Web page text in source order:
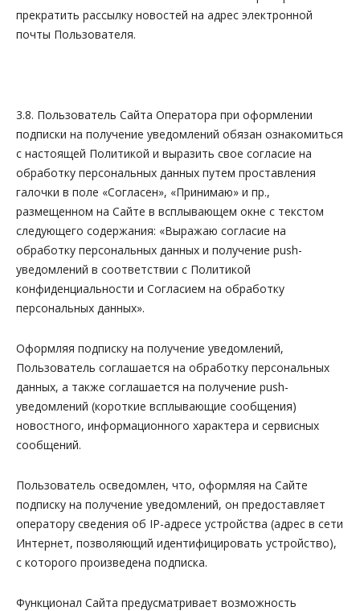
прекратить рассылку новостей на адрес электронной
почты Пользователя.
3.8. Пользователь Сайта Оператора при оформлении
подписки на получение уведомлений обязан ознакомиться
с настоящей Политикой и выразить свое согласие на
обработку персональных данных путем проставления
галочки в поле «Согласен», «Принимаю» и пр.,
размещенном на Сайте в всплывающем окне с текстом
следующего содержания: «Выражаю согласие на
обработку персональных данных и получение push-
уведомлений в соответствии с Политикой
конфиденциальности и Согласием на обработку
персональных данных».
Оформляя подписку на получение уведомлений,
Пользователь соглашается на обработку персональных
данных, а также соглашается на получение push-
уведомлений (короткие всплывающие сообщения)
новостного, информационного характера и сервисных
сообщений.
Пользователь осведомлен, что, оформляя на Сайте
подписку на получение уведомлений, он предоставляет
оператору сведения об IP-адресе устройства (адрес в сети
Интернет, позволяющий идентифицировать устройство),
с которого произведена подписка.
Функционал Сайта предусматривает возможность